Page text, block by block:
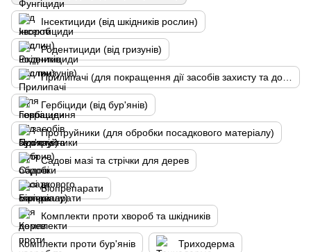
Інсектициди (від шкідників рослин)
Родентициди (від гризунів)
Гербіциди (від бур'янів)
Протруйники (для обробки посадкового матеріалу)
Садові мазі та стрічки для дерев
Біопрепарати
Комплекти проти хвороб та шкідників
Комплекти проти бур'янів Триходерма